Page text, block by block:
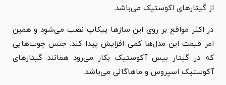
از گیتارهای اکوستیک می‌باشد.
در اکثر مواقع بر روی این سازها پیکاپ نصب می‌شود و همین
امر قیمت این مدل‌ها کمی افزایش پیدا کند. جنس چوب‌هایی
که در گیتار بیس آکوستیک بکار می‌رود همانند گیتارهای
آکوستیک اسپروس و ماهاگانی می‌باشد.